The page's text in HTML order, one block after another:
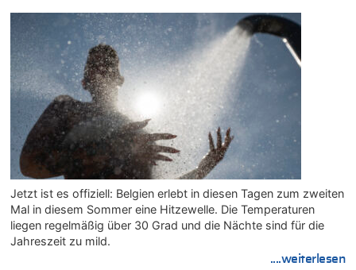
Jetzt ist es offiziell: Belgien erlebt in diesen Tagen zum zweiten
Mal in diesem Sommer eine Hitzewelle. Die Temperaturen
liegen regelmäßig über 30 Grad und die Nächte sind für die
Jahreszeit zu mild.
....weiterlesen